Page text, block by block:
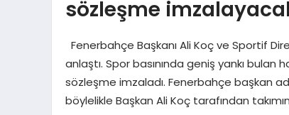
sözleşme
Fenerbahçe Başkanı Ali Koç ve Sportif
anlaştı. Spor basınında geniş yankı bulan
sözleşme imzaladı. Fenerbahçe başkan
böylelikle Başkan Ali Koç tarafından